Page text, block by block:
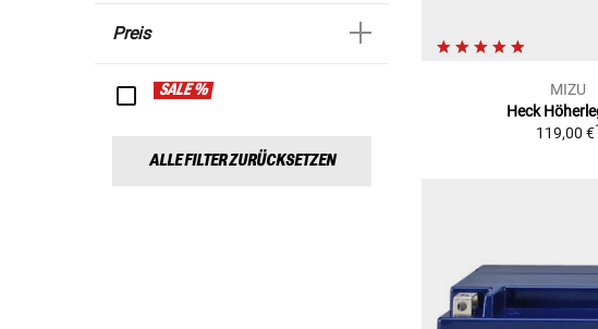
Preis
SALE %
ALLE FILTER ZURÜCKSETZEN
MIZU
Heck
119,00 €1